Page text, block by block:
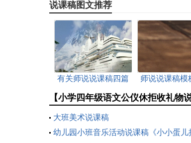
说课稿图文推荐
有关师说说课稿四篇
师说说课稿模
【小学四年级语文公仪休拒收礼物
大班美术说课稿
幼儿园小班音乐活动说课稿《小小蛋儿